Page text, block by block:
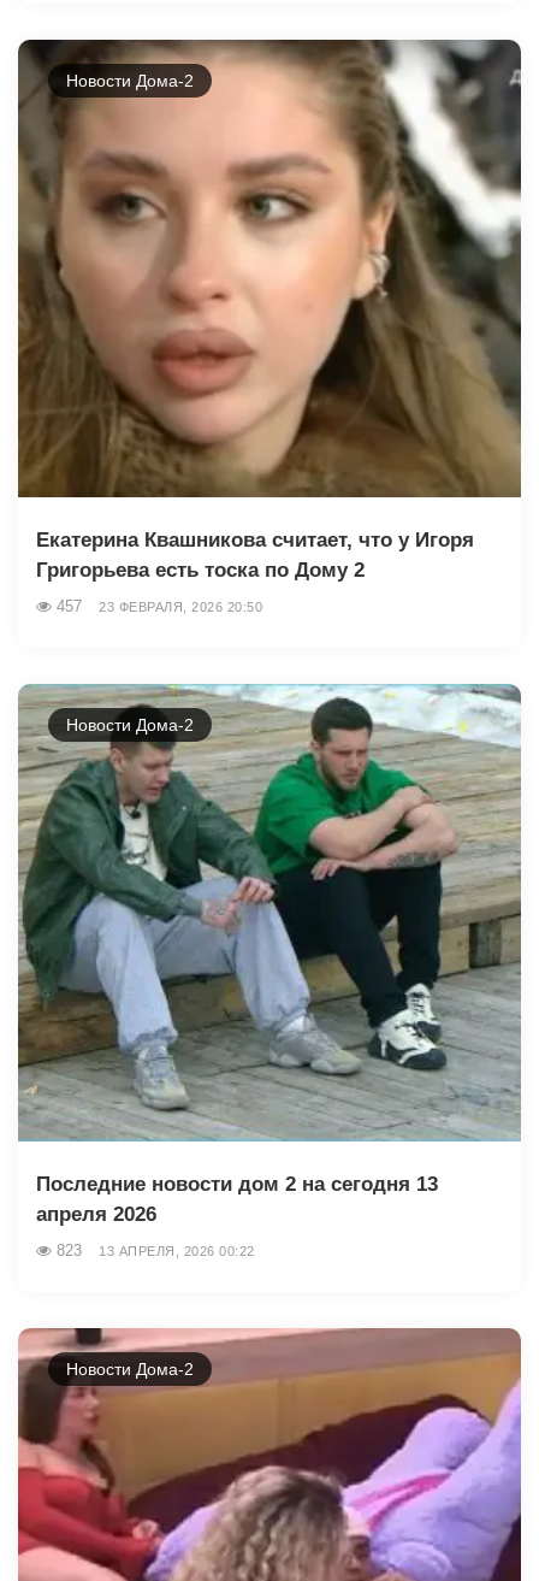
Новости Дома-2
Екатерина Квашникова считает, что у Игоря
Григорьева есть тоска по Дому 2
457 23 ФЕВРАЛЯ, 2026 20:50
Новости Дома-2
Последние новости дом 2 на сегодня 13
апреля 2026
823 13 АПРЕЛЯ, 2026 00:22
Новости Дома-2